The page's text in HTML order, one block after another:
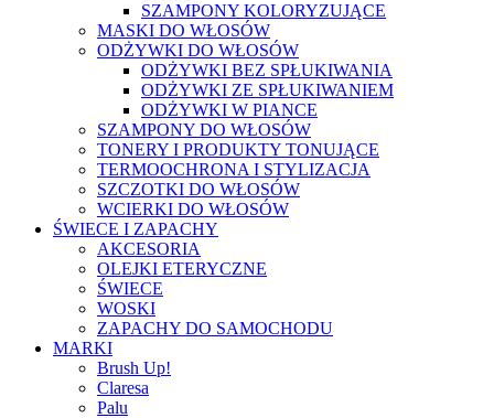
SZAMPONY KOLORYZUJĄCE
MASKI DO WŁOSÓW
ODŻYWKI DO WŁOSÓW
ODŻYWKI BEZ SPŁUKIWANIA
ODŻYWKI ZE SPŁUKIWANIEM
ODŻYWKI W PIANCE
SZAMPONY DO WŁOSÓW
TONERY I PRODUKTY TONUJĄCE
TERMOOCHRONA I STYLIZACJA
SZCZOTKI DO WŁOSÓW
WCIERKI DO WŁOSÓW
ŚWIECE I ZAPACHY
AKCESORIA
OLEJKI ETERYCZNE
ŚWIECE
WOSKI
ZAPACHY DO SAMOCHODU
MARKI
Brush Up!
Claresa
Palu